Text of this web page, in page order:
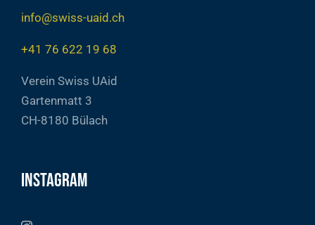
info@swiss-uaid.ch
+41 76 622 19 68
Verein Swiss UAid
Gartenmatt 3
CH-8180 Bülach
Instagram